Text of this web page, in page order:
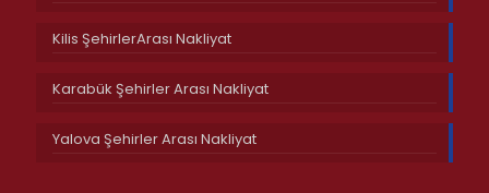
Kilis ŞehirlerArası Nakliyat
Karabük Şehirler Arası Nakliyat
Yalova Şehirler Arası Nakliyat